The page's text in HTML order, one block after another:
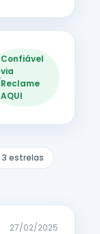
Confiável
via
Reclame
AQUI
3 estrelas
27/02/2025